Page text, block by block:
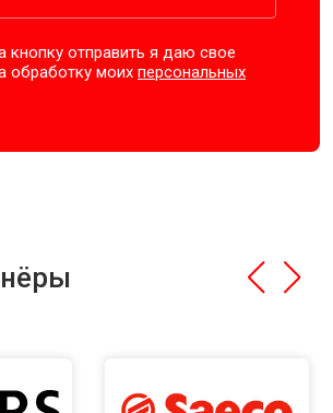
кнопку отправить я даю свое
обработку моихперсональных